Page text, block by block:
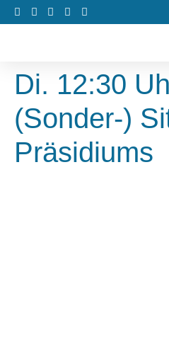
Di. 12:30
(Sonder-)
Präsidiums